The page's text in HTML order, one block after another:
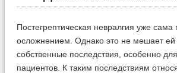
Постегрептическая невралгия уже сама
осложнением. Однако это не мешает ей
собственные последствия, особенно
пациентов. К таким последствиям